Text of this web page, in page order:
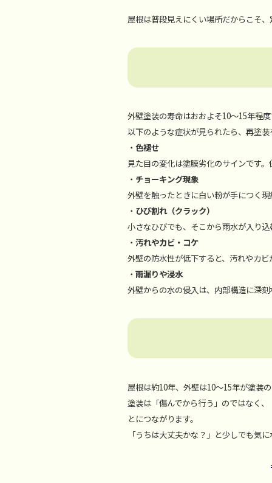
屋根は普段見えにくい場所だからこそ
外壁塗装の寿命はおおよそ10～15年程
以下のような症状が見られたら、再塗
・ 色褪せ
見た目の変化は塗膜劣化のサインです
・ チョーキング現象
外壁を触ったときに白い粉が手につく
・ ひび割れ（クラック）
小さなひびでも、そこから雨水が入り
・ 汚れやカビ・コケ
外壁の防水性が低下すると、汚れやカ
・ 雨漏りや浸水
外壁からの水の侵入は、内部構造に深
屋根は約10年、外壁は10～15年が塗装
塗装は「傷んでから行う」のではなく
とにつながります。
「うちは大丈夫かな？」と少しでも気